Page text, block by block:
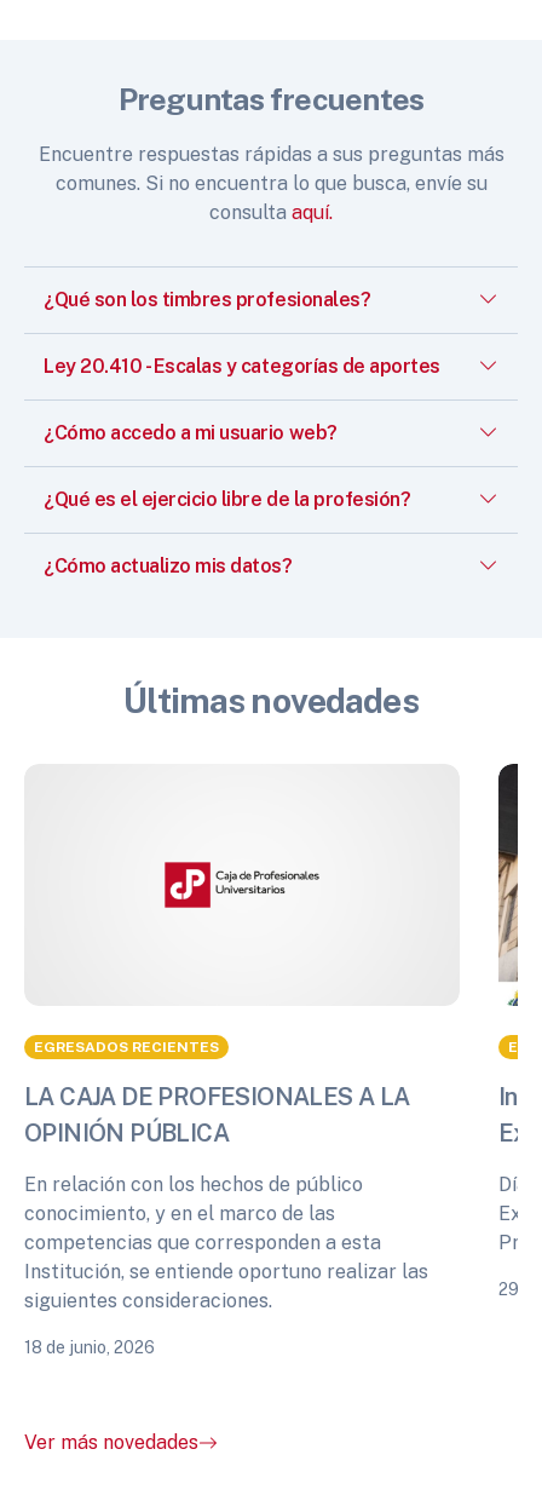
Preguntas frecuentes
Encuentre respuestas rápidas a sus preguntas más
comunes. Si no encuentra lo que busca, envíe su
consulta aquí.
¿Qué son los timbres profesionales?
Ley 20.410 - Escalas y categorías de aportes
¿Cómo accedo a mi usuario web?
¿Qué es el ejercicio libre de la profesión?
¿Cómo actualizo mis datos?
Últimas novedades
EGRESADOS RECIENTES
LA CAJA DE PROFESIONALES A LA
OPINIÓN PÚBLICA
En relación con los hechos de público
conocimiento, y en el marco de las
competencias que corresponden a esta
Institución, se entiende oportuno realizar las
siguientes consideraciones.
18 de junio, 2026
29
Ver más novedades